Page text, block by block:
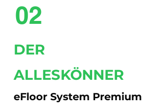
02
DER
ALLESKÖNNER
eFloor System Premium